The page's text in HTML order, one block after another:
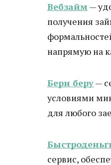
Вебзайм —
получения
напрямую на
Бери беру—
условиями
для любого
сервис,